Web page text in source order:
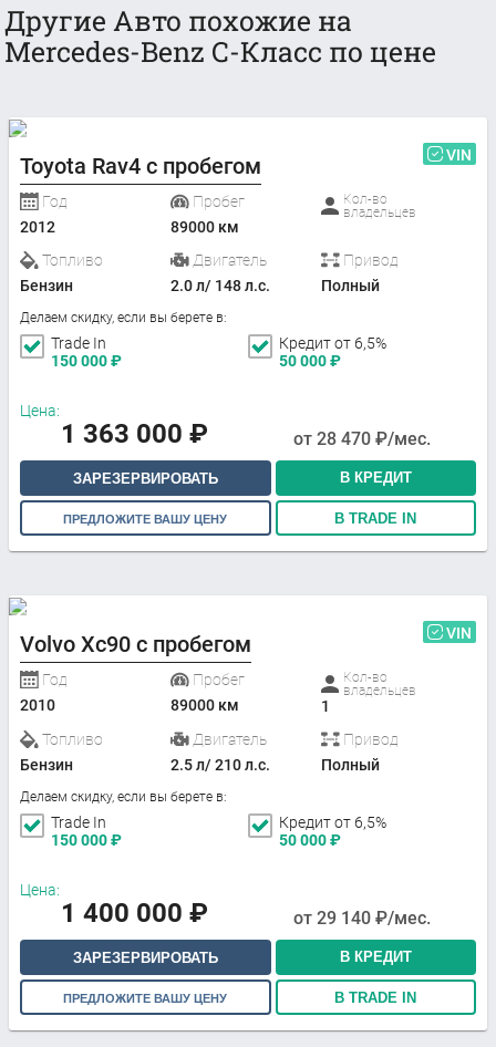
Другие Авто похожие на
Mercedes-Benz C-Класс по цене
Toyota Rav4 с пробегом VIN
Год
2012
Пробег
89000 км
Кол-во
владельцев
Топливо
Бензин
Двигатель
2.0 л/ 148 л.с.
Привод
Полный
Делаем скидку, если вы берете в:
Trade In
150 000₽
Кредит от 6,5%
50 000₽
Цена:
1 363 000 ₽ от 28 470 ₽/мес.
ЗАРЕЗЕРВИРОВАТЬ В КРЕДИТ
ПРЕДЛОЖИТЕ ВАШУ ЦЕНУ В TRADE IN
Volvo Xc90 с пробегом VIN
Год
2010
Пробег
89000 км
Кол-во
владельцев
1
Топливо
Бензин
Двигатель
2.5 л/ 210 л.с.
Привод
Полный
Делаем скидку, если вы берете в:
Trade In
150 000₽
Кредит от 6,5%
50 000₽
Цена:
1 400 000 ₽ от 29 140 ₽/мес.
ЗАРЕЗЕРВИРОВАТЬ В КРЕДИТ
ПРЕДЛОЖИТЕ ВАШУ ЦЕНУ В TRADE IN